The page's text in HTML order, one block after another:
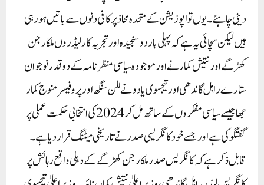
دینی چاہئے ۔یوں تو اپوزیشن کے متحدہ محاذ پر کافی دنوں سے باتیں ہو رہی
ہیں لیکن سچائی یہ ہے کہ پہلی بار دو سنجیدہ اور تجربہ کار لیڈروں ملکارجن
کھڑگے اور نتیش کمار نے اور موجودہ سیاسی منظر نامہ کے دو قدر نوجوان
ستارے راہل گاندھی اور تیجسوی یادو نے للن سنگھ اور پروفیسر منوج کمار
جھا جیسے سیاسی مفکروں کے ساتھ مل کر 2024کی انتخابی حکمت عملی پر
گفتگو کی ہے اور جسے خود کانگریسی صدر نے تاریخی میٹنگ قرار دیا ہے۔
قابل ذکر ہے کہ کانگریس صدر ملکارجن کھڑگے کے دہلی واقع رہائش پر